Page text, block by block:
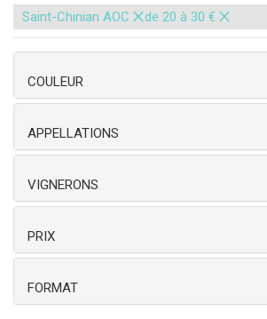
Saint-Chinian AOC ×de 20 à 30 € ×
COULEUR
APPELLATIONS
VIGNERONS
PRIX
FORMAT